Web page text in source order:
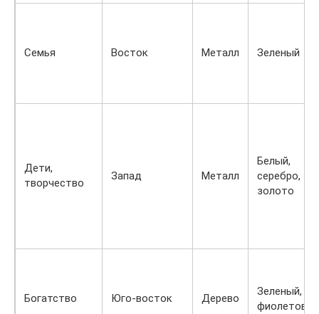
Семья Восток Металл Зеленый
Дети,
творчество
Запад Металл
Белый,
серебро,
золото
Богатство Юго-восток Дерево
Зеленый,